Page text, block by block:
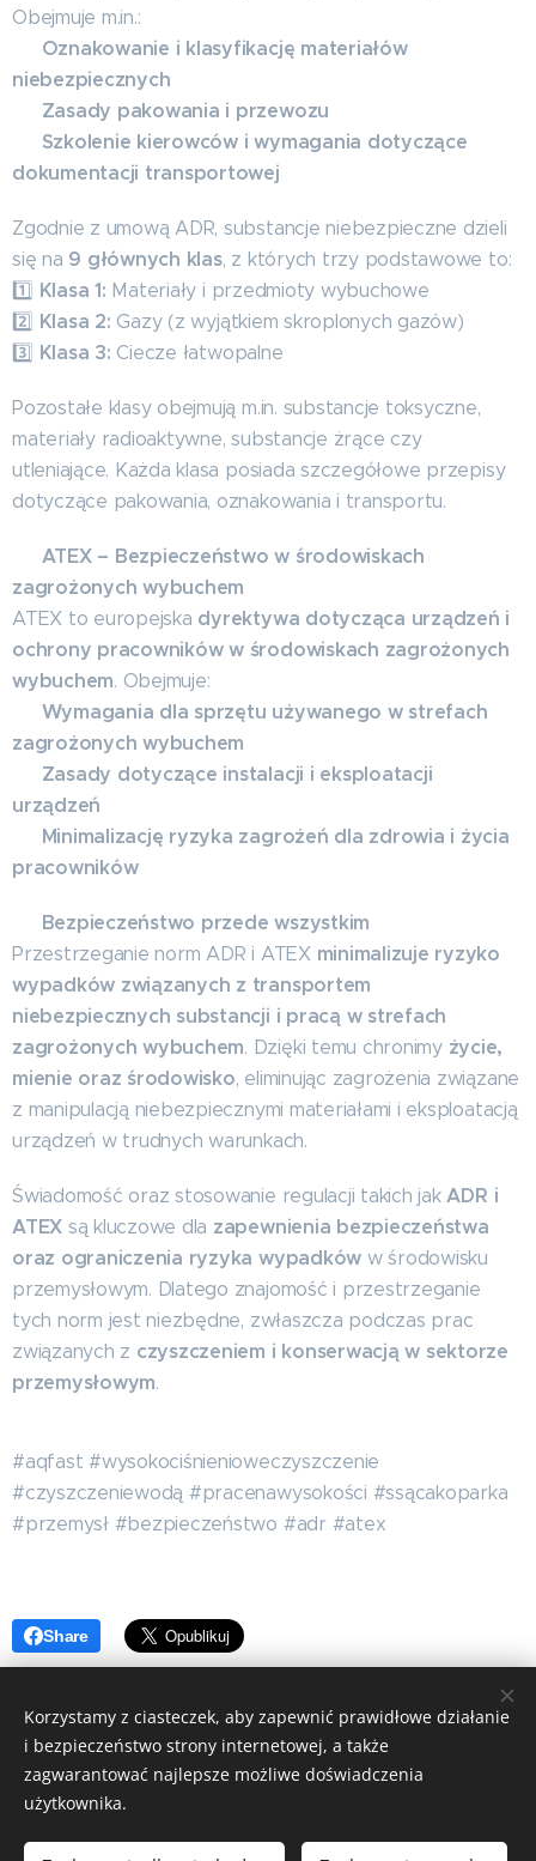
Obejmuje m.in.:
Oznakowanie i klasyfikację materiałów
niebezpiecznych
Zasady pakowania i przewozu
Szkolenie kierowców i wymagania dotyczące
dokumentacji transportowej
Zgodnie z umową ADR, substancje niebezpieczne dzieli
się na 9 głównych klas, z których trzy podstawowe to:
1️⃣ Klasa 1: Materiały i przedmioty wybuchowe
2️⃣ Klasa 2: Gazy (z wyjątkiem skroplonych gazów)
3️⃣ Klasa 3: Ciecze łatwopalne
Pozostałe klasy obejmują m.in. substancje toksyczne,
materiały radioaktywne, substancje żrące czy
utleniające. Każda klasa posiada szczegółowe przepisy
dotyczące pakowania, oznakowania i transportu.
ATEX – Bezpieczeństwo w środowiskach
zagrożonych wybuchem
ATEX to europejska dyrektywa dotycząca urządzeń i
ochrony pracowników w środowiskach zagrożonych
wybuchem. Obejmuje:
Wymagania dla sprzętu używanego w strefach
zagrożonych wybuchem
Zasady dotyczące instalacji i eksploatacji
urządzeń
Minimalizację ryzyka zagrożeń dla zdrowia i życia
pracowników
Bezpieczeństwo przede wszystkim
Przestrzeganie norm ADR i ATEX minimalizuje ryzyko
wypadków związanych z transportem
niebezpiecznych substancji i pracą w strefach
zagrożonych wybuchem. Dzięki temu chronimy życie,
mienie oraz środowisko, eliminując zagrożenia związane
z manipulacją niebezpiecznymi materiałami i eksploatacją
urządzeń w trudnych warunkach.
Świadomość oraz stosowanie regulacji takich jakADR i
ATEX są kluczowe dla zapewnienia bezpieczeństwa
oraz ograniczenia ryzyka wypadków w środowisku
przemysłowym. Dlatego znajomość i przestrzeganie
tych norm jest niezbędne, zwłaszcza podczas prac
związanych z czyszczeniem i konserwacją w sektorze
przemysłowym.
#aqfast #wysokociśnienioweczyszczenie
#czyszczeniewodą #pracenawysokości #ssącakoparka
#przemysł #bezpieczeństwo #adr #atex
Share
© 2021-2025 Aqfast s.r.o.
Języki
Korzystamy z ciasteczek, aby zapewnić prawidłowe działanie
i bezpieczeństwo strony internetowej, a także
zagwarantować najlepsze możliwe doświadczenia
użytkownika.